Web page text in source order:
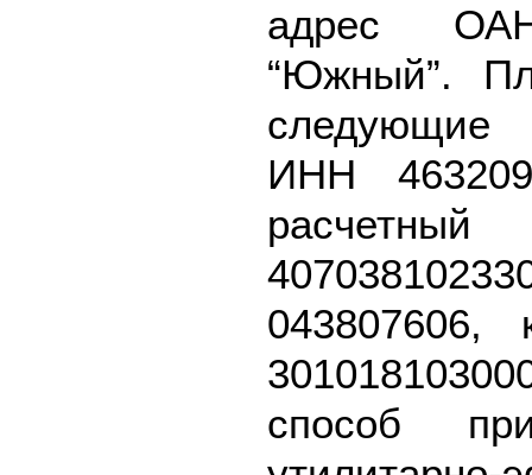
адрес
“Южный”.
следующие
ИНН
043807606,
способ